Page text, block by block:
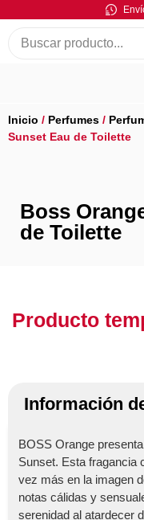
Inicio / Perfumes /
Sunset Eau de Toilette
Boss
de Toilette
Producto
Información
BOSS Orange
Sunset. Esta fragancia
vez más en la imagen
notas cálidas y
serenidad al atardecer